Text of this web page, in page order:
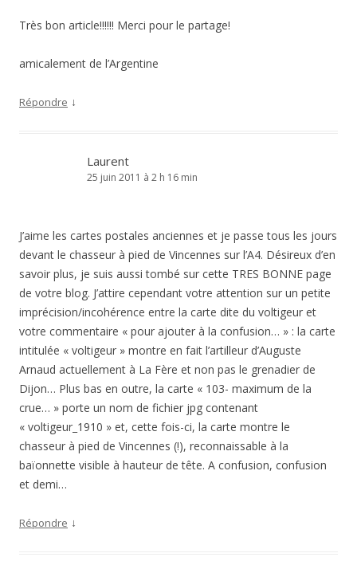
Très bon article!!!!!! Merci pour le partage!
amicalement de l’Argentine
Répondre ↓
Laurent
25 juin 2011 à 2 h 16 min
J’aime les cartes postales anciennes et je passe tous les jours
devant le chasseur à pied de Vincennes sur l’A4. Désireux d’en
savoir plus, je suis aussi tombé sur cette TRES BONNE page
de votre blog. J’attire cependant votre attention sur un petite
imprécision/incohérence entre la carte dite du voltigeur et
votre commentaire « pour ajouter à la confusion… » : la carte
intitulée « voltigeur » montre en fait l’artilleur d’Auguste
Arnaud actuellement à La Fère et non pas le grenadier de
Dijon… Plus bas en outre, la carte « 103- maximum de la
crue… » porte un nom de fichier jpg contenant
« voltigeur_1910 » et, cette fois-ci, la carte montre le
chasseur à pied de Vincennes (!), reconnaissable à la
baïonnette visible à hauteur de tête. A confusion, confusion
et demi…
Répondre ↓